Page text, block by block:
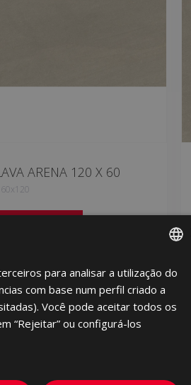
ARENA 120 X 60
SPANISH
ENGLISH
para analisar a utilização do
com base num perfil criado a
Você pode aceitar todos os
“Rejeitar” ou configurá-los